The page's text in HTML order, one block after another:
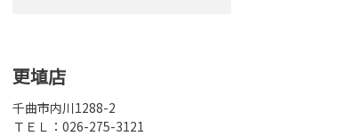
更埴店
千曲市内川1288-2
ＴＥＬ：026-275-3121